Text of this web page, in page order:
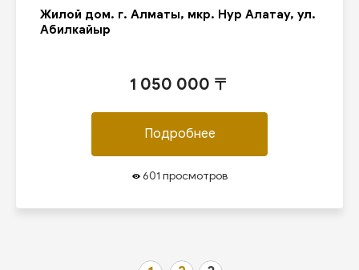
Жилой дом. г. Алматы, мкр. Нур Алатау, ул.
Абилкайыр
1 050 000 〒
Подробнее
601 просмотров